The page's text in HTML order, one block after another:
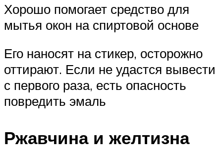
Хорошо помогает средство для
мытья окон на спиртовой основе
Его наносят на стикер, осторожно
оттирают. Если не удастся вывести
с первого раза, есть опасность
повредить эмаль
Ржавчина и желтизна